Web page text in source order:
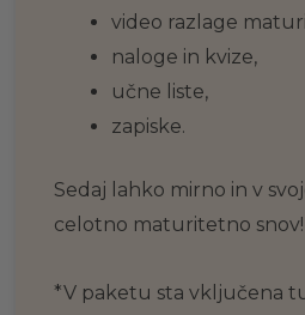
video razlage
naloge in kvize,
učne liste,
zapiske.
Sedaj lahko mirno in v
celotno maturitetno snov!
*V paketu sta vključena